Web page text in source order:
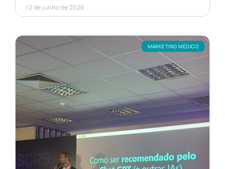
12 de junho de 2026
MARKETING MÉDICO